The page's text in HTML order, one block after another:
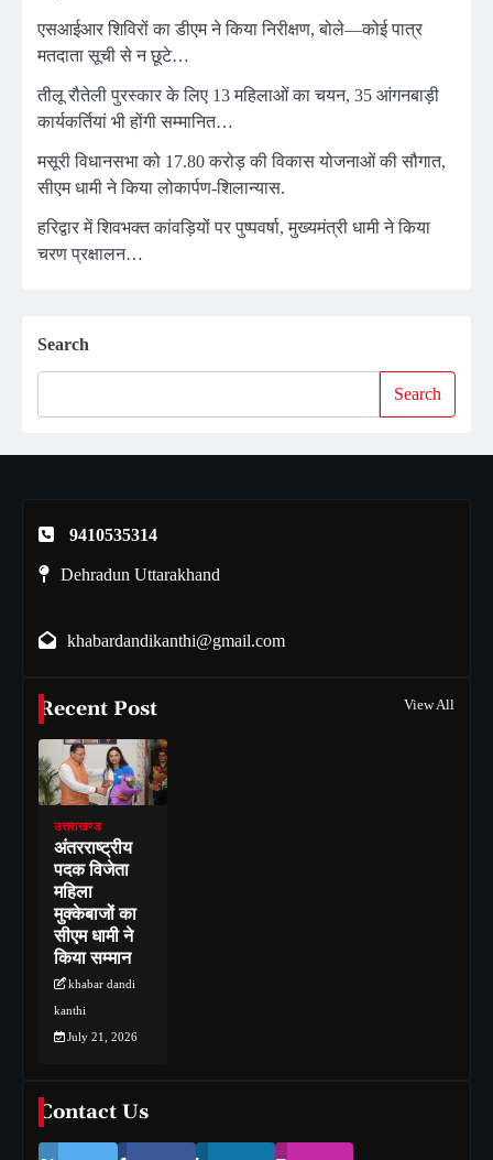
एसआईआर शिविरों का डीएम ने किया निरीक्षण, बोले—कोई पात्र
मतदाता सूची से न छूटे…
तीलू रौतेली पुरस्कार के लिए 13 महिलाओं का चयन, 35 आंगनबाड़ी
कार्यकर्तियां भी होंगी सम्मानित…
मसूरी विधानसभा को 17.80 करोड़ की विकास योजनाओं की सौगात,
सीएम धामी ने किया लोकार्पण-शिलान्यास.
हरिद्वार में शिवभक्त कांवड़ियों पर पुष्पवर्षा, मुख्यमंत्री धामी ने किया
चरण प्रक्षालन…
Search
Search
9410535314
Dehradun Uttarakhand
khabardandikanthi@gmail.com
Recent Post View All
उत्तराखण्ड
अंतरराष्ट्रीय
पदक विजेता
महिला
मुक्केबाजों का
सीएम धामी ने
किया सम्मान
khabar dandi
kanthi
July 21, 2026
Contact Us